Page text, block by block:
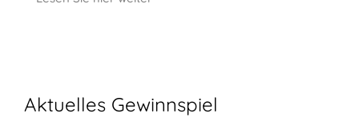
Aktuelles Gewinnspiel